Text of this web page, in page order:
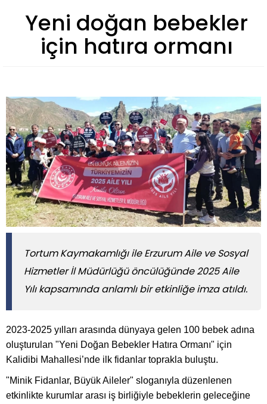
Yeni doğan bebekler
için hatıra ormanı
Tortum Kaymakamlığı ile Erzurum Aile ve Sosyal
Hizmetler İl Müdürlüğü öncülüğünde 2025 Aile
Yılı kapsamında anlamlı bir etkinliğe imza atıldı.
2023-2025 yılları arasında dünyaya gelen 100 bebek adına
oluşturulan "Yeni Doğan Bebekler Hatıra Ormanı" için
Kalidibi Mahallesi’nde ilk fidanlar toprakla buluştu.
"Minik Fidanlar, Büyük Aileler" sloganıyla düzenlenen
etkinlikte kurumlar arası iş birliğiyle bebeklerin geleceğine